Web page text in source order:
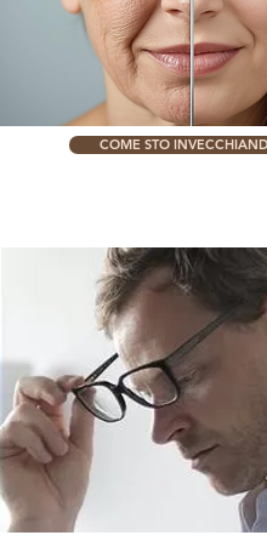
COME STO